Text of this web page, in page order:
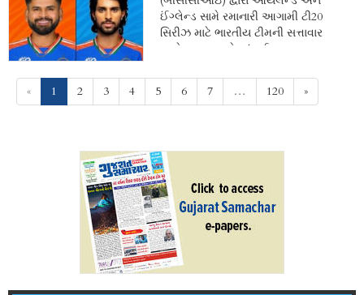
ઈંગ્લેન્ડ સામે રમાનારી આગામી ટી20
સિરીઝ માટે ભારતીય ટીમની સત્તાવાર
જાહેરાત કરાઇ છે. મુંબઈ...
« 1 (current)
2 3 4 5 6 7 … 120 »